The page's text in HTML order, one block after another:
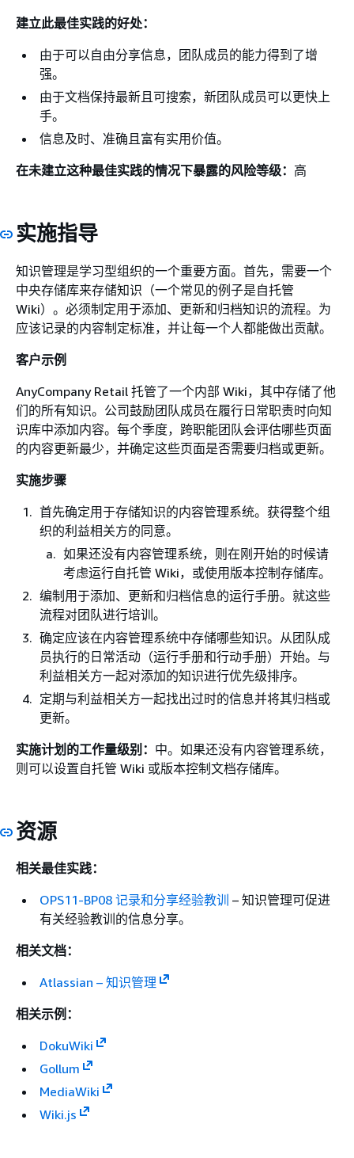
建立此最佳实践的好处：
由于可以自由分享信息，团队成员的能力得到了增
强。
由于文档保持最新且可搜索，新团队成员可以更快上
手。
信息及时、准确且富有实用价值。
在未建立这种最佳实践的情况下暴露的风险等级： 高
实施指导
知识管理是学习型组织的一个重要方面。首先，需要一个
中央存储库来存储知识（一个常见的例子是自托管
Wiki）。必须制定用于添加、更新和归档知识的流程。为
应该记录的内容制定标准，并让每一个人都能做出贡献。
客户示例
AnyCompany Retail 托管了一个内部 Wiki，其中存储了他
们的所有知识。公司鼓励团队成员在履行日常职责时向知
识库中添加内容。每个季度，跨职能团队会评估哪些页面
的内容更新最少，并确定这些页面是否需要归档或更新。
实施步骤
首先确定用于存储知识的内容管理系统。获得整个组
织的利益相关方的同意。
如果还没有内容管理系统，则在刚开始的时候请
考虑运行自托管 Wiki，或使用版本控制存储库。
编制用于添加、更新和归档信息的运行手册。就这些
流程对团队进行培训。
确定应该在内容管理系统中存储哪些知识。从团队成
员执行的日常活动（运行手册和行动手册）开始。与
利益相关方一起对添加的知识进行优先级排序。
定期与利益相关方一起找出过时的信息并将其归档或
更新。
实施计划的工作量级别： 中。如果还没有内容管理系统，
则可以设置自托管 Wiki 或版本控制文档存储库。
资源
相关最佳实践：
OPS11-BP08 记录和分享经验教训 – 知识管理可促进
有关经验教训的信息分享。
相关文档：
Atlassian – 知识管理
相关示例：
DokuWiki
Gollum
MediaWiki
Wiki.js